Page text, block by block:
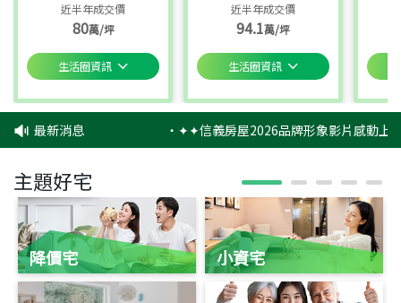
近半年成交價
80萬/坪
生活圈資訊
近半年成交價
94.1萬/坪
生活圈資訊
最新消息 ‧✦✦信義房屋2026品牌形象影片感動上
主題好宅
降價宅 小資宅